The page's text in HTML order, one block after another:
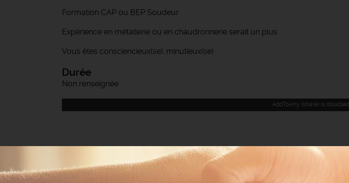
Formation CAP ou BEP Soudeur
Expérience en métallerie ou en chaudronnerie serait un plus
Vous êtes consciencieux(se), minutieux(se)
Durée
Non renseignée
AddToAny (share) is disabled.